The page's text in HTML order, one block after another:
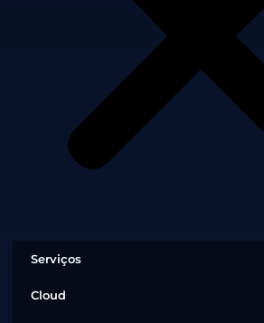
Serviços
Cloud